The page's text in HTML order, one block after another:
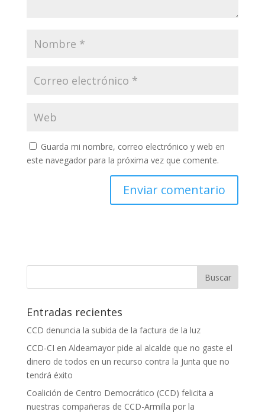
Guarda mi nombre, correo electrónico y web en
este navegador para la próxima vez que comente.
Entradas recientes
CCD denuncia la subida de la factura de la luz
CCD-CI en Aldeamayor pide al alcalde que no gaste el
dinero de todos en un recurso contra la Junta que no
tendrá éxito
Coalición de Centro Democrático (CCD) felicita a
nuestras compañeras de CCD-Armilla por la